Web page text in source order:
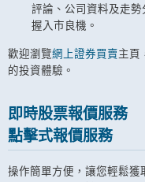
評論、公司資料及走
握入市良機。
歡迎瀏覽網上證券買賣 主頁
的投資體驗。
即時股票報價服務
點擊式報價服務
操作簡單方便，讓您輕鬆獲